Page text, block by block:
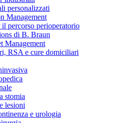
personalizzati
Management
percorso perioperatorio
di B. Braun
Management
RSA e cure domiciliari
stomia
lesioni
e urologia